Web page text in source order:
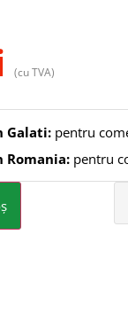
(cu TVA)
Galati: pentru
pentru